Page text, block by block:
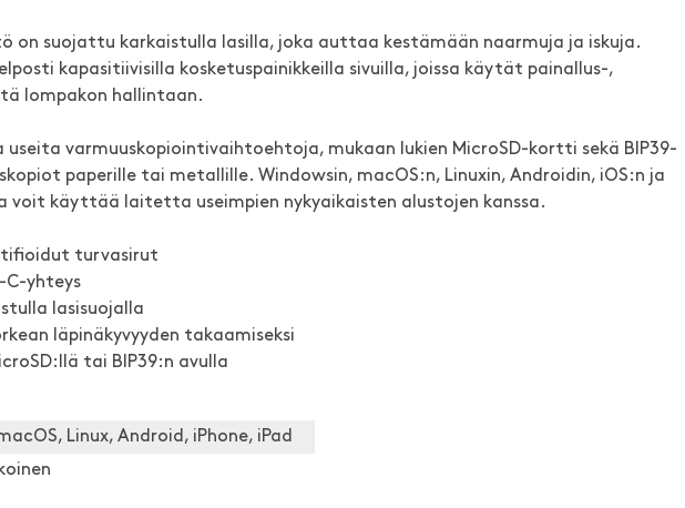
on suojattu karkaistulla lasilla, joka auttaa kestämään naarmuja ja iskuja.
kapasitiivisilla kosketuspainikkeilla sivuilla, joissa käytät painallus-,
lompakon hallintaan.
useita varmuuskopiointivaihtoehtoja, mukaan lukien MicroSD-kortti sekä BIP39-
paperille tai metallille. Windowsin, macOS:n, Linuxin, Androidin, iOS:n ja
voit käyttää laitetta useimpien nykyaikaisten alustojen kanssa.
turvasirut
C-yhteys
lasisuojalla
läpinäkyvyyden takaamiseksi
tai BIP39:n avulla
Linux, Android, iPhone, iPad